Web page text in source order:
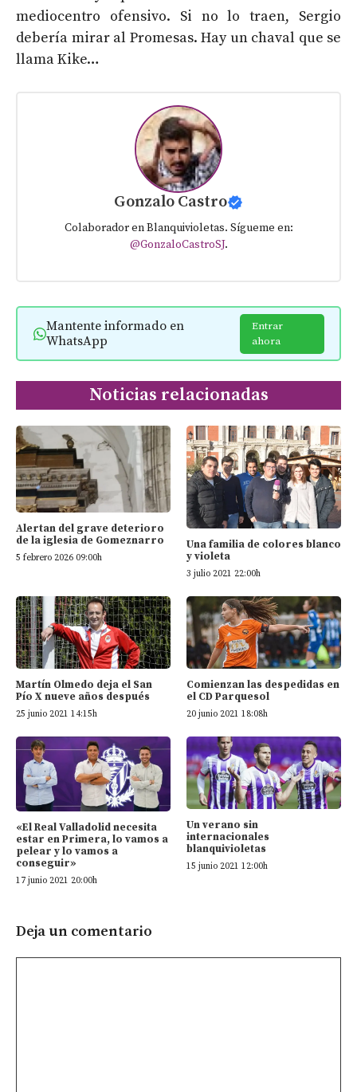
mediocentro ofensivo. Si no lo traen, Sergio
debería mirar al Promesas. Hay un chaval que se
llama Kike…
Gonzalo Castro
Colaborador en Blanquivioletas. Sígueme en:
@GonzaloCastroSJ.
Mantente informado en
WhatsApp
Entrar
ahora
Noticias relacionadas
Alertan del grave deterioro
de la iglesia de Gomeznarro
5 febrero 2026 09:00h
Una familia de colores blanco
y violeta
3 julio 2021 22:00h
Martín Olmedo deja el San
Pío X nueve años después
25 junio 2021 14:15h
Comienzan las despedidas en
el CD Parquesol
20 junio 2021 18:08h
«El Real Valladolid necesita
estar en Primera, lo vamos a
pelear y lo vamos a
conseguir»
17 junio 2021 20:00h
Un verano sin
internacionales
blanquivioletas
15 junio 2021 12:00h
Deja un comentario